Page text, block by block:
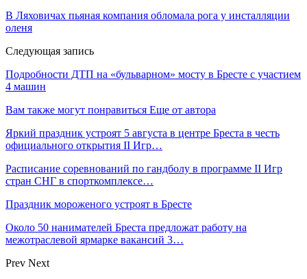
В Ляховичах пьяная компания обломала рога у инсталляции
оленя
Следующая запись
Подробности ДТП на «бульварном» мосту в Бресте с участием
4 машин
Вам также могут понравиться Еще от автора
Яркий праздник устроят 5 августа в центре Бреста в честь
официального открытия II Игр…
Расписание соревнований по гандболу в программе II Игр
стран СНГ в спорткомплексе…
Праздник мороженого устроят в Бресте
Около 50 нанимателей Бреста предложат работу на
межотраслевой ярмарке вакансий 3…
Prev Next